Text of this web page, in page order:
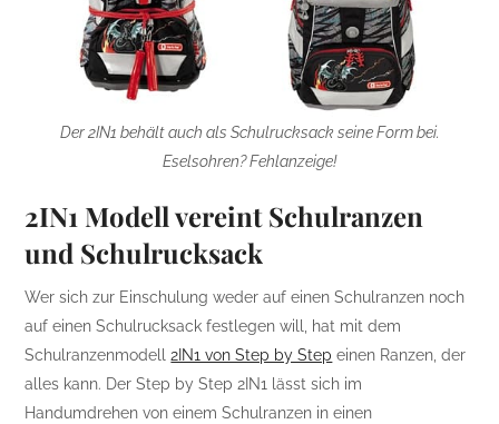
Der 2IN1 behält auch als Schulrucksack seine Form bei.
Eselsohren? Fehlanzeige!
2IN1 Modell vereint Schulranzen
und Schulrucksack
Wer sich zur Einschulung weder auf einen Schulranzen noch
auf einen Schulrucksack festlegen will, hat mit dem
Schulranzenmodell2IN1 von Step by Step einen Ranzen, der
alles kann. Der Step by Step 2IN1 lässt sich im
Handumdrehen von einem Schulranzen in einen